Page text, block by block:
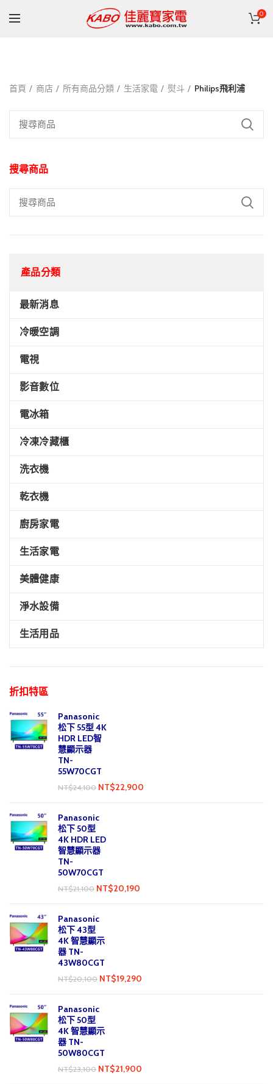
0
搜尋商品
產品分類
最新消息
冷暖空調
電視
影音數位
電冰箱
冷凍冷藏櫃
洗衣機
乾衣機
廚房家電
生活家電
美體健康
淨水設備
生活用品
折扣特區
Panasonic
松下 55型 4K
HDR LED智
慧顯示器
TN-
55W70CGT
NT$24,100 NT$22,900
Panasonic
松下 50型
4K HDR LED
智慧顯示器
TN-
50W70CGT
NT$21,100 NT$20,190
Panasonic
松下 43型
4K 智慧顯示
器 TN-
43W80CGT
NT$20,100 NT$19,290
Panasonic
松下 50型
4K 智慧顯示
器 TN-
50W80CGT
NT$23,100 NT$21,900
首頁 商店 所有商品分類 生活家電 熨斗 Philips飛利浦